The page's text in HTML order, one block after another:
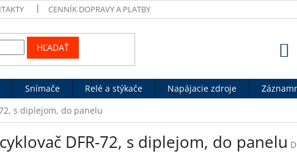
CENNÍK DOPRAVY A PLATBY
HĽADAŤ
Snímače Relé a stýkače Napájacie zdroje
s diplejom, do panelu
DFR-72, s diplejom, do panelu